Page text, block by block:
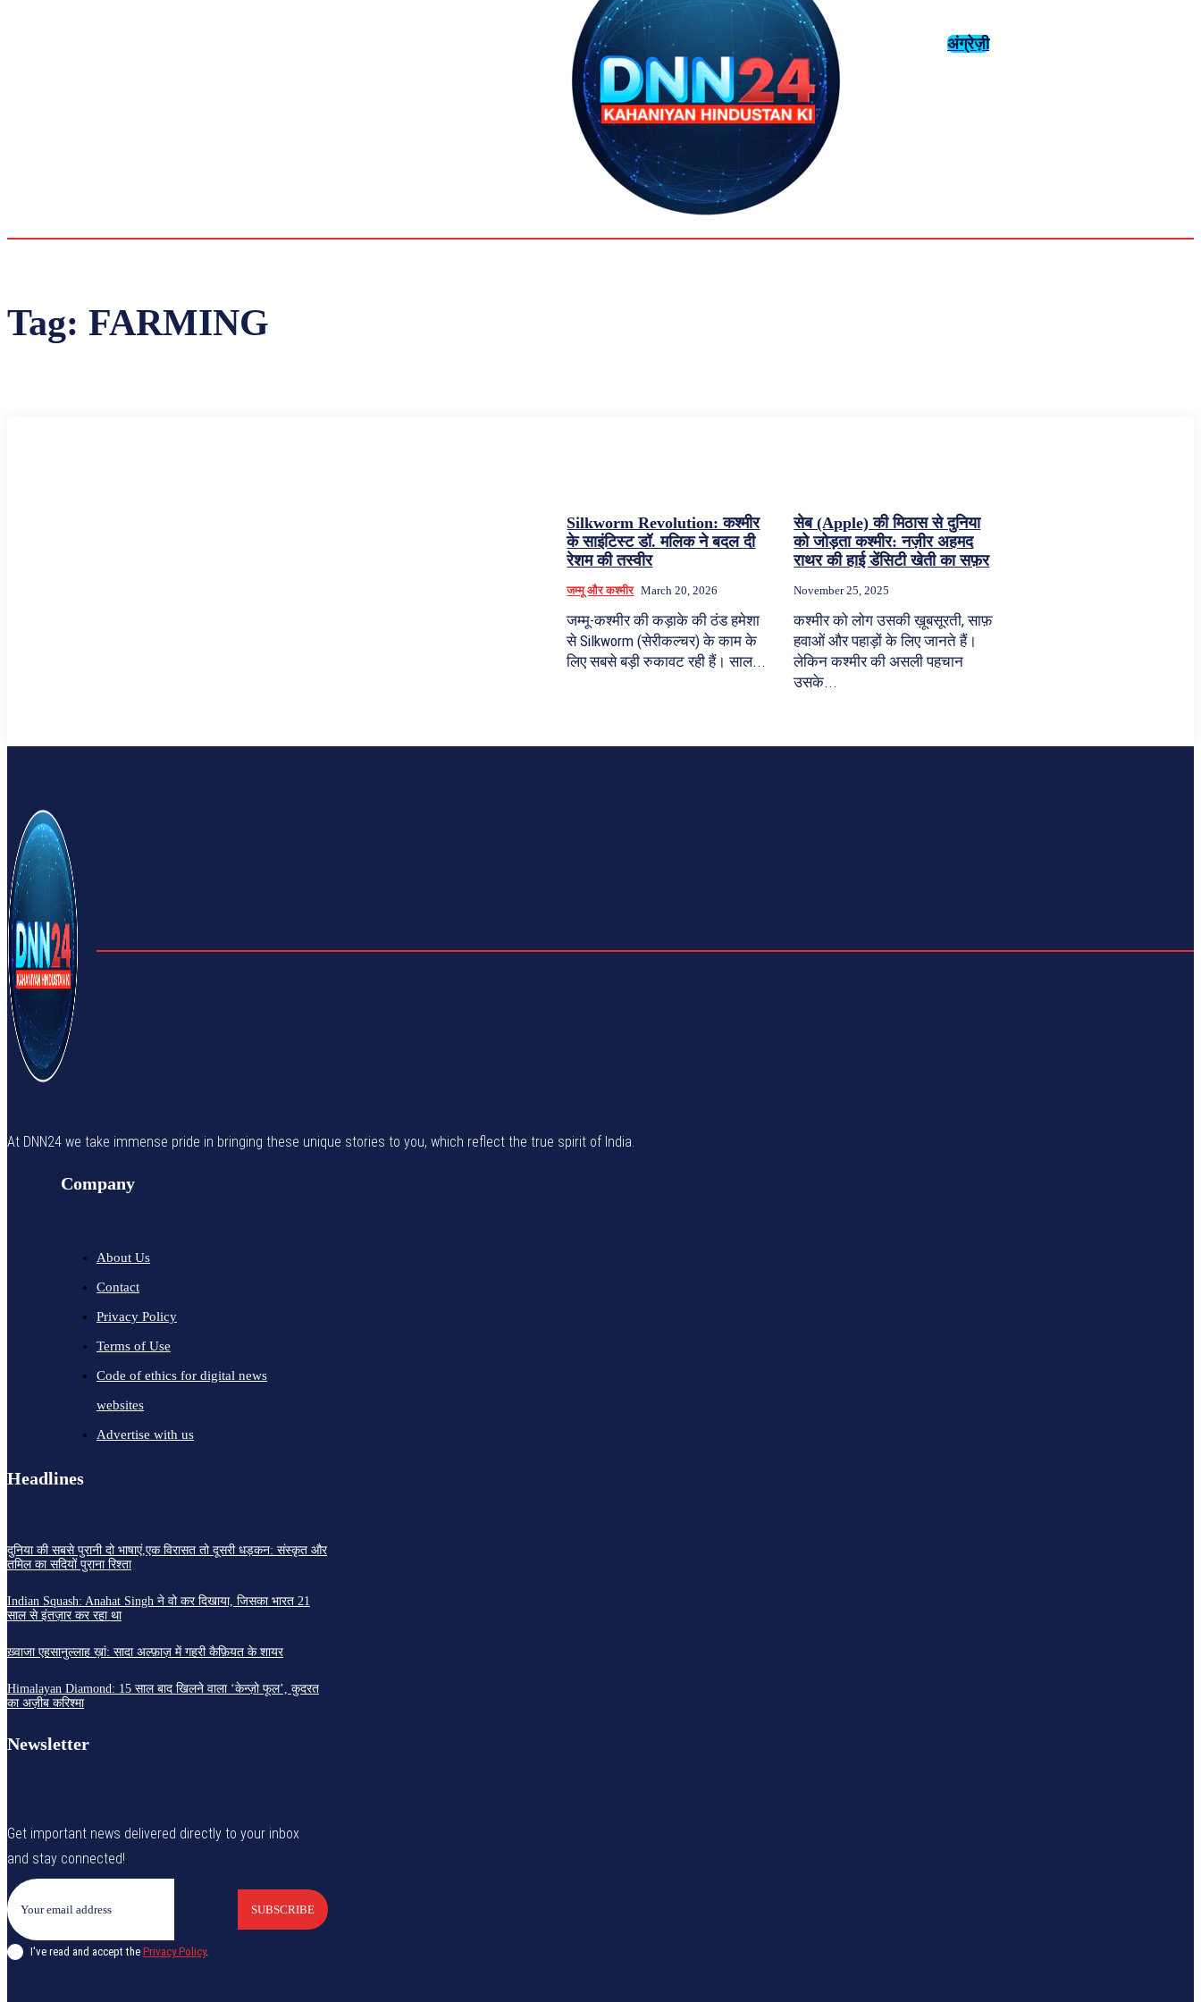
अंग्रेज़ी
Tag: FARMING
Silkworm Revolution: कश्मीर
के साइंटिस्ट डॉ. मलिक ने बदल दी
रेशम की तस्वीर
जम्मू और कश्मीर March 20, 2026
जम्मू-कश्मीर की कड़ाके की ठंड हमेशा
से Silkworm (सेरीकल्चर) के काम के
लिए सबसे बड़ी रुकावट रही हैं। साल...
सेब (Apple) की मिठास से दुनिया
को जोड़ता कश्मीर: नज़ीर अहमद
राथर की हाई डेंसिटी खेती का सफ़र
November 25, 2025
कश्मीर को लोग उसकी ख़ूबसूरती, साफ़
हवाओं और पहाड़ों के लिए जानते हैं।
लेकिन कश्मीर की असली पहचान
उसके...
At DNN24 we take immense pride in bringing these unique stories to you, which reflect the true spirit of India.
Company
About Us
Contact
Privacy Policy
Terms of Use
Code of ethics for digital news
websites
Advertise with us
Headlines
दुनिया की सबसे पुरानी दो भाषाएं,एक विरासत तो दूसरी धड़कन: संस्कृत और
तमिल का सदियों पुराना रिश्ता
Indian Squash: Anahat Singh ने वो कर दिखाया, जिसका भारत 21
साल से इंतज़ार कर रहा था
ख़्वाजा एहसानुल्लाह ख़ां: सादा अल्फ़ाज़ में गहरी कैफ़ियत के शायर
Himalayan Diamond: 15 साल बाद खिलने वाला ‘केन्ज़ो फूल’, कुदरत
का अज़ीब करिश्मा
Newsletter
Get important news delivered directly to your inbox
and stay connected!
SUBSCRIBE
I've read and accept the Privacy Policy.